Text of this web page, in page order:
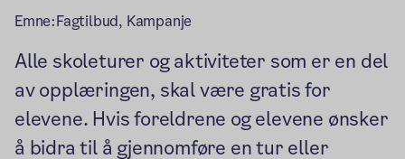
Emne:Fagtilbud, Kampanje
Alle skoleturer og aktiviteter som er en del
av opplæringen, skal være gratis for
elevene. Hvis foreldrene og elevene ønsker
å bidra til å gjennomføre en tur eller